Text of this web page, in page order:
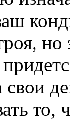
но
свои
то,